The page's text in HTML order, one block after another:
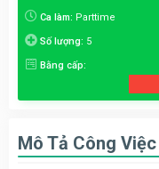
Ca làm: Parttime
Số lượng: 5
Bằng cấp:
Mô Tả Công Việc